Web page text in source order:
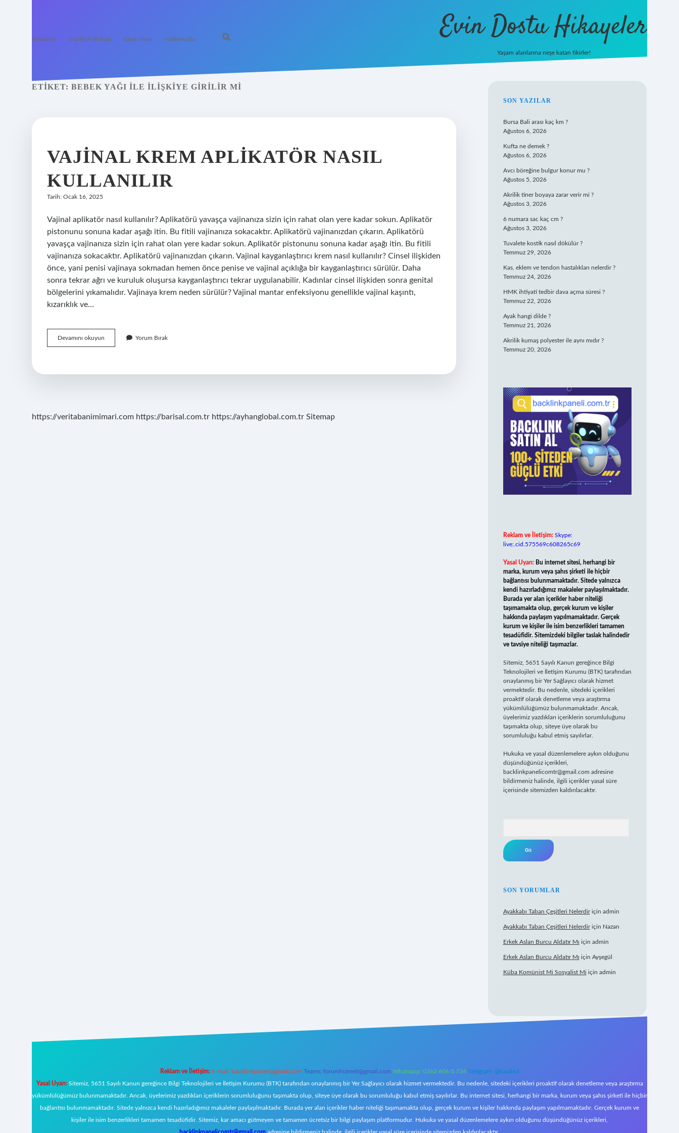
Anasayfa Gizlilik Politikası Yasal Uyarı Hakkımızda Evin Dostu Hikayeler
Yaşam alanlarına neşe katan fikirler!
ETIKET: BEBEK YAĞI ILE ILIŞKIYE GIRILIR MI
VAJINAL KREM APLIKATÖR NASIL
KULLANILIR
Tarih: Ocak 16, 2025
Vajinal aplikatör nasıl kullanılır? Aplikatörü yavaşça vajinanıza sizin için rahat olan yere kadar sokun. Aplikatör
pistonunu sonuna kadar aşağı itin. Bu fitili vajinanıza sokacaktır. Aplikatörü vajinanızdan çıkarın. Aplikatörü
yavaşça vajinanıza sizin için rahat olan yere kadar sokun. Aplikatör pistonunu sonuna kadar aşağı itin. Bu fitili
vajinanıza sokacaktır. Aplikatörü vajinanızdan çıkarın. Vajinal kayganlaştırıcı krem nasıl kullanılır? Cinsel ilişkiden
önce, yani penisi vajinaya sokmadan hemen önce penise ve vajinal açıklığa bir kayganlaştırıcı sürülür. Daha
sonra tekrar ağrı ve kuruluk oluşursa kayganlaştırıcı tekrar uygulanabilir. Kadınlar cinsel ilişkiden sonra genital
bölgelerini yıkamalıdır. Vajinaya krem neden sürülür? Vajinal mantar enfeksiyonu genellikle vajinal kaşıntı,
kızarıklık ve…
Devamını okuyun
Krem
Kullanılır
Yorum Bırak
https://veritabanimimari.com https://barisal.com.tr https://ayhanglobal.com.tr Sitemap
SIDEBAR
SON YAZILAR
Bursa Bali arası kaç km ?
Ağustos 6, 2026
Kufta ne demek ?
Ağustos 6, 2026
Avcı böreğine bulgur konur mu ?
Ağustos 5, 2026
Akrilik tiner boyaya zarar verir mi ?
Ağustos 3, 2026
6 numara sac kaç cm ?
Ağustos 3, 2026
Tuvalete kostik nasıl dökülür ?
Temmuz 29, 2026
Kas, eklem ve tendon hastalıkları nelerdir ?
Temmuz 24, 2026
HMK ihtiyati tedbir dava açma süresi ?
Temmuz 22, 2026
Ayak hangi dilde ?
Temmuz 21, 2026
Akrilik kumaş polyester ile aynı mıdır ?
Temmuz 20, 2026
Reklam ve İletişim: Skype:
live:.cid.575569c608265c69
Yasal Uyarı: Bu internet sitesi, herhangi bir
marka, kurum veya şahıs şirketi ile hiçbir
bağlantısı bulunmamaktadır. Sitede yalnızca
kendi hazırladığımız makaleler paylaşılmaktadır.
Burada yer alan içerikler haber niteliği
taşımamakta olup, gerçek kurum ve kişiler
hakkında paylaşım yapılmamaktadır. Gerçek
kurum ve kişiler ile isim benzerlikleri tamamen
tesadüfidir. Sitemizdeki bilgiler taslak halindedir
ve tavsiye niteliği taşımazlar.
Sitemiz, 5651 Sayılı Kanun gereğince Bilgi
Teknolojileri ve İletişim Kurumu (BTK) tarafından
onaylanmış bir Yer Sağlayıcı olarak hizmet
vermektedir. Bu nedenle, sitedeki içerikleri
proaktif olarak denetleme veya araştırma
yükümlülüğümüz bulunmamaktadır. Ancak,
üyelerimiz yazdıkları içeriklerin sorumluluğunu
taşımakta olup, siteye üye olarak bu
sorumluluğu kabul etmiş sayılırlar.
Hukuka ve yasal düzenlemelere aykırı olduğunu
düşündüğünüz içerikleri,
backlinkpanelicomtr@gmail.com adresine
bildirmeniz halinde, ilgili içerikler yasal süre
içerisinde sitemizden kaldırılacaktır.
SON YORUMLAR
Ayakkabı Taban Çeşitleri Nelerdiriçin admin
Ayakkabı Taban Çeşitleri Nelerdiriçin Nazan
Erkek Aslan Burcu Aldatır Mı için admin
Erkek Aslan Burcu Aldatır Mı için Ayşegül
Küba Komünist Mi Sosyalist Mi için admin
Reklam ve İletişim: E-mail: backlinkpaneli@gmail.com Teams: forumhizmeti@gmail.com Whatsapp: 0262 606 0 726 Telegram: @karabul
Yasal Uyarı:Sitemiz, 5651 Sayılı Kanun gereğince Bilgi Teknolojileri ve İletişim Kurumu (BTK) tarafından onaylanmış bir Yer Sağlayıcı olarak hizmet vermektedir. Bu nedenle, sitedeki içerikleri proaktif olarak denetleme veya araştırma
yükümlülüğümüz bulunmamaktadır. Ancak, üyelerimiz yazdıkları içeriklerin sorumluluğunu taşımakta olup, siteye üye olarak bu sorumluluğu kabul etmiş sayılırlar. Bu internet sitesi, herhangi bir marka, kurum veya şahıs şirketi ile hiçbir
bağlantısı bulunmamaktadır. Sitede yalnızca kendi hazırladığımız makaleler paylaşılmaktadır. Burada yer alan içerikler haber niteliği taşımamakta olup, gerçek kurum ve kişiler hakkında paylaşım yapılmamaktadır. Gerçek kurum ve
kişiler ile isim benzerlikleri tamamen tesadüfidir. Sitemiz, kar amacı gütmeyen ve tamamen ücretsiz bir bilgi paylaşım platformudur. Hukuka ve yasal düzenlemelere aykırı olduğunu düşündüğünüz içerikleri,